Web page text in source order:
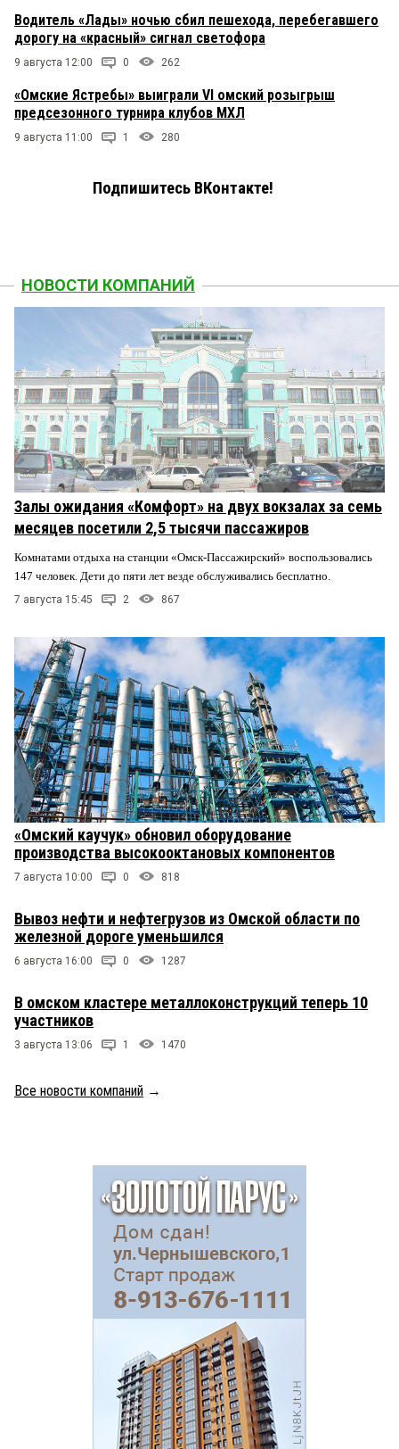
Водитель «Лады» ночью сбил пешехода, перебегавшего
дорогу на «красный» сигнал светофора
9 августа 12:00 0 262
«Омские Ястребы» выиграли VI омский розыгрыш
предсезонного турнира клубов МХЛ
9 августа 11:00 1 280
Подпишитесь ВКонтакте!
НОВОСТИ КОМПАНИЙ
Залы ожидания «Комфорт» на двух вокзалах за семь
месяцев посетили 2,5 тысячи пассажиров
Комнатами отдыха на станции «Омск-Пассажирский» воспользовались
147 человек. Дети до пяти лет везде обслуживались бесплатно.
7 августа 15:45 2 867
«Омский каучук» обновил оборудование
производства высокооктановых компонентов
7 августа 10:00 0 818
Вывоз нефти и нефтегрузов из Омской области по
железной дороге уменьшился
6 августа 16:00 0 1287
В омском кластере металлоконструкций теперь 10
участников
3 августа 13:06 1 1470
Все новости компаний →